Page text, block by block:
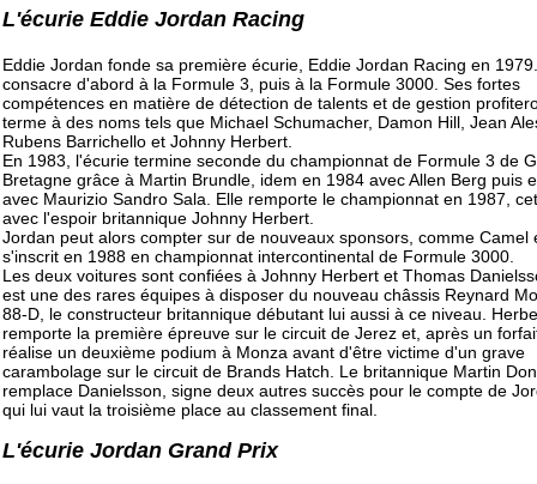
L'écurie Eddie Jordan Racing
Eddie Jordan fonde sa première écurie, Eddie Jordan Racing en
consacre d'abord à la Formule 3, puis à la Formule 3000. Ses fortes
compétences en matière de détection de talents et de gestion
terme à des noms tels que Michael Schumacher, Damon Hill, Jean
Rubens Barrichello et Johnny Herbert.
En 1983, l'écurie termine seconde du championnat de Formule 3 de
Bretagne grâce à Martin Brundle, idem en 1984 avec Allen Berg puis
avec Maurizio Sandro Sala. Elle remporte le championnat en 1987,
avec l'espoir britannique Johnny Herbert.
Jordan peut alors compter sur de nouveaux sponsors, comme Camel
s'inscrit en 1988 en championnat intercontinental de Formule 3000.
Les deux voitures sont confiées à Johnny Herbert et Thomas
est une des rares équipes à disposer du nouveau châssis Reynard
88-D, le constructeur britannique débutant lui aussi à ce niveau.
remporte la première épreuve sur le circuit de Jerez et, après un
réalise un deuxième podium à Monza avant d'être victime d'un grave
carambolage sur le circuit de Brands Hatch. Le britannique Martin
remplace Danielsson, signe deux autres succès pour le compte de
qui lui vaut la troisième place au classement final.
L'écurie Jordan Grand Prix